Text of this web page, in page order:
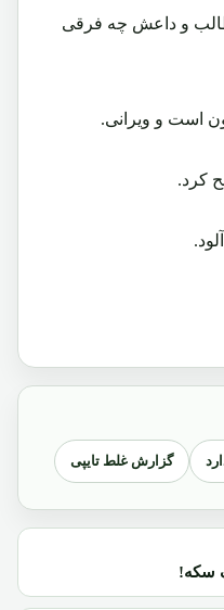
و داعش چه فرقی
است و ویرانی.
کرد.
گزارش غلط تایپی
سکه!